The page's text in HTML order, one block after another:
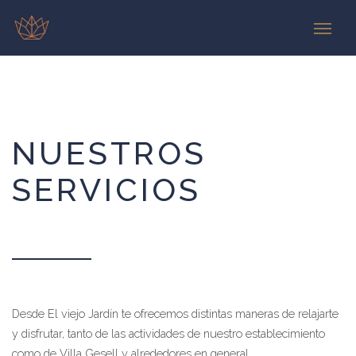
NUESTROS
SERVICIOS
Desde El viejo Jardín te ofrecemos distintas maneras de relajarte
y disfrutar, tanto de las actividades de nuestro establecimiento